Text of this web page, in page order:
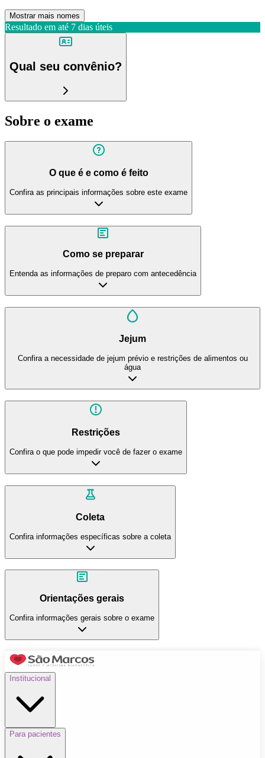
Mostrar mais nomes
Resultado em até 7 dias úteis
Qual seu convênio?
Sobre o exame
O que é e como é feito
Confira as principais informações sobre este exame
Como se preparar
Entenda as informações de preparo com antecedência
Jejum
Confira a necessidade de jejum prévio e restrições de alimentos ou
água
Restrições
Confira o que pode impedir você de fazer o exame
Coleta
Confira informações específicas sobre a coleta
Orientações gerais
Confira informações gerais sobre o exame
Institucional
Para pacientes